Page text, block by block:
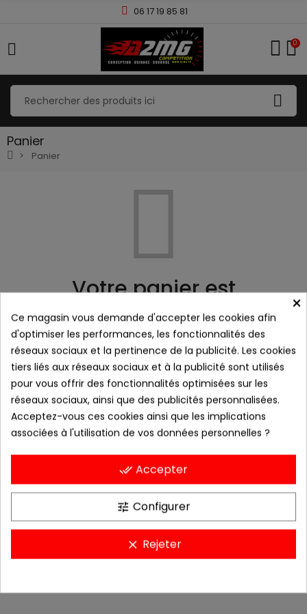
06 17 19 85 81
0
Panier
Panier
Votre panier est
actuellement vide.
Avant de procéder au paiement, vous devez ajouter certains
produits à votre panier.
Continuer Mes Achats
MON COMPTE
×
Ce magasin vous demande d'accepter les cookies afin
d'optimiser les performances, les fonctionnalités des
réseaux sociaux et la pertinence de la publicité. Les cookies
tiers liés aux réseaux sociaux et à la publicité sont utilisés
pour vous offrir des fonctionnalités optimisées sur les
réseaux sociaux, ainsi que des publicités personnalisées.
Acceptez-vous ces cookies ainsi que les implications
associées à l'utilisation de vos données personnelles ?
done_all Accepter
tune Configurer
clear Rejeter